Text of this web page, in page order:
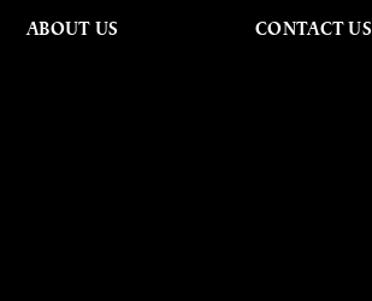
ABOUT US CONTACT US